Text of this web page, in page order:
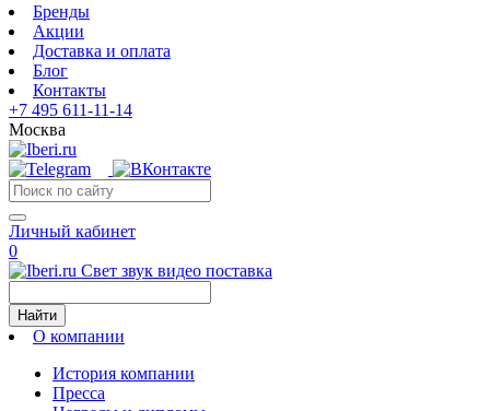
Бренды
Акции
Доставка и оплата
Блог
Контакты
+7 495 611-11-14
Москва
Личный кабинет
0
Свет звук видео поставка
Найти
О компании
История компании
Пресса